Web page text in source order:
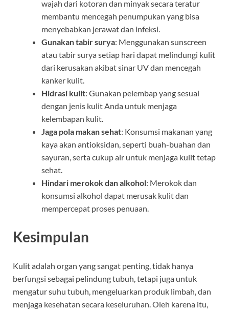
wajah dari kotoran dan minyak secara teratur
membantu mencegah penumpukan yang bisa
menyebabkan jerawat dan infeksi.
Gunakan tabir surya: Menggunakan sunscreen
atau tabir surya setiap hari dapat melindungi kulit
dari kerusakan akibat sinar UV dan mencegah
kanker kulit.
Hidrasi kulit: Gunakan pelembap yang sesuai
dengan jenis kulit Anda untuk menjaga
kelembapan kulit.
Jaga pola makan sehat: Konsumsi makanan yang
kaya akan antioksidan, seperti buah-buahan dan
sayuran, serta cukup air untuk menjaga kulit tetap
sehat.
Hindari merokok dan alkohol: Merokok dan
konsumsi alkohol dapat merusak kulit dan
mempercepat proses penuaan.
Kesimpulan
Kulit adalah organ yang sangat penting, tidak hanya
berfungsi sebagai pelindung tubuh, tetapi juga untuk
mengatur suhu tubuh, mengeluarkan produk limbah, dan
menjaga kesehatan secara keseluruhan. Oleh karena itu,